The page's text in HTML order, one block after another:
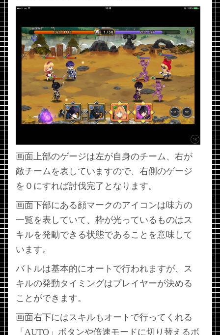
画面上部のゲージは左が自身のチーム、右が
敵チームを表していますので、右側のゲージ
を０にすれば討伐完了となります。
画面下部にある顔マークのアイコンは味方の
一覧を表していて、枠が光っているものはス
キルを発動できる状態であることを意味して
います。
バトルは基本的にオートで行われますが、ス
キルの発動タイミングはプレイヤーが決める
ことができます。
画面右下にはスキルもオートで行ってくれる
「AUTO」ボタンや倍速モードに切り替えるボ